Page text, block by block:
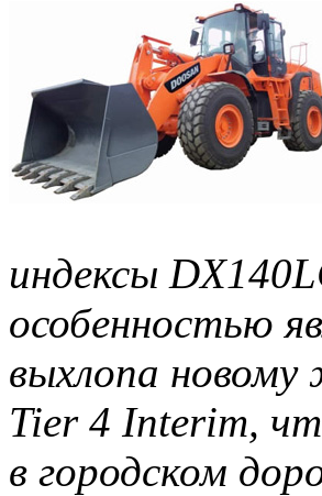
индексы
особенностью
выхлопа новому
Tier 4 Interim,
в городском